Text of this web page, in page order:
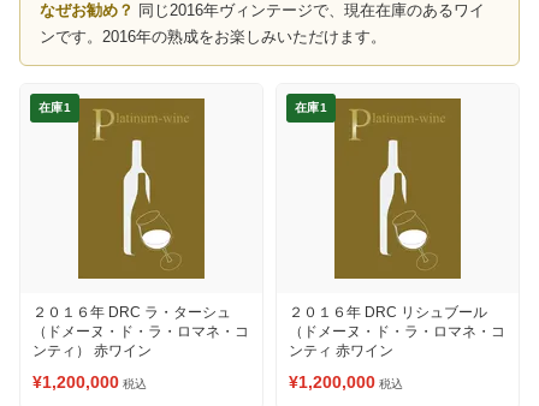
なぜお勧め？ 同じ2016年ヴィンテージで、現在在庫のあるワイ
ンです。2016年の熟成をお楽しみいただけます。
在庫1
２０１６年 DRC ラ・ターシュ
（ドメーヌ・ド・ラ・ロマネ・コ
ンティ） 赤ワイン
¥1,200,000 税込
在庫1
２０１６年 DRC リシュブール
（ドメーヌ・ド・ラ・ロマネ・コ
ンティ 赤ワイン
¥1,200,000 税込